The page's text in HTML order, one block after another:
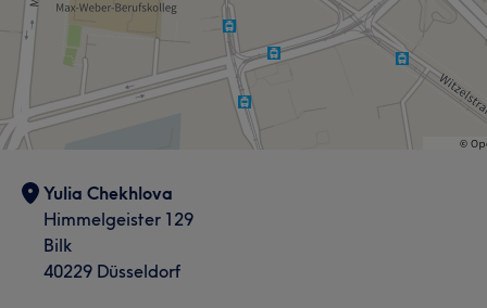
Yulia Chekhlova
Himmelgeister 129
Bilk
40229 Düsseldorf